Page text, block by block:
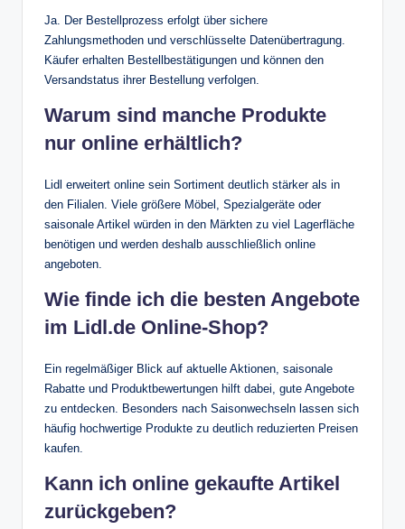
Ja. Der Bestellprozess erfolgt über sichere
Zahlungsmethoden und verschlüsselte Datenübertragung.
Käufer erhalten Bestellbestätigungen und können den
Versandstatus ihrer Bestellung verfolgen.
Warum sind manche Produkte
nur online erhältlich?
Lidl erweitert online sein Sortiment deutlich stärker als in
den Filialen. Viele größere Möbel, Spezialgeräte oder
saisonale Artikel würden in den Märkten zu viel Lagerfläche
benötigen und werden deshalb ausschließlich online
angeboten.
Wie finde ich die besten Angebote
im Lidl.de Online-Shop?
Ein regelmäßiger Blick auf aktuelle Aktionen, saisonale
Rabatte und Produktbewertungen hilft dabei, gute Angebote
zu entdecken. Besonders nach Saisonwechseln lassen sich
häufig hochwertige Produkte zu deutlich reduzierten Preisen
kaufen.
Kann ich online gekaufte Artikel
zurückgeben?